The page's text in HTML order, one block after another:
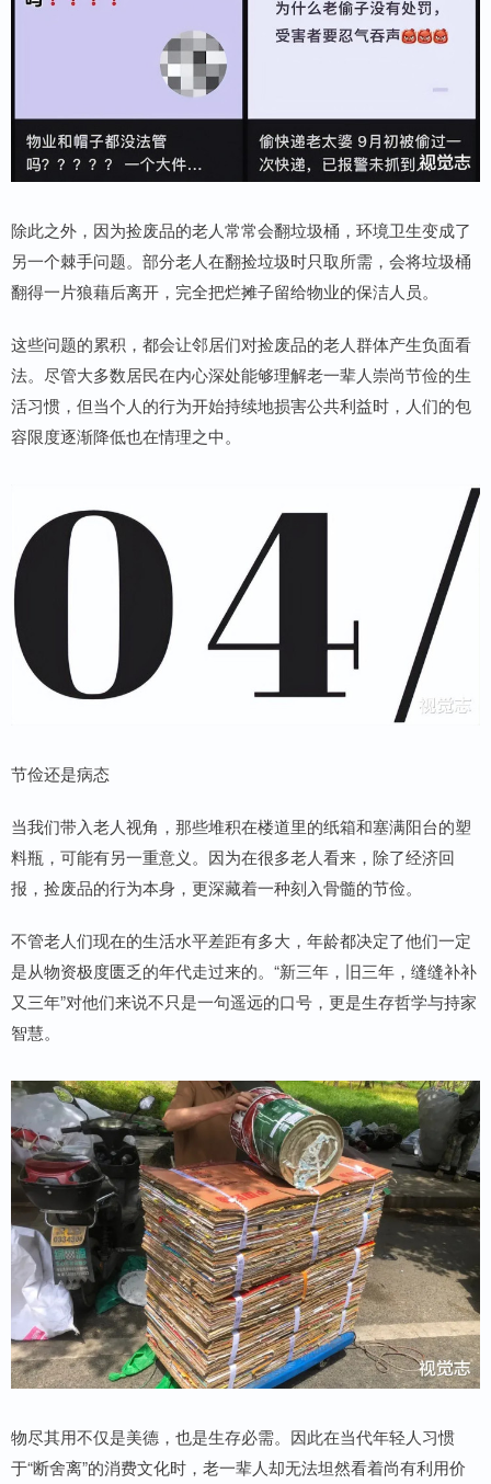
除此之外，因为捡废品的老人常常会翻垃圾桶，环境卫生变成了
另一个棘手问题。部分老人在翻捡垃圾时只取所需，会将垃圾桶
翻得一片狼藉后离开，完全把烂摊子留给物业的保洁人员。
这些问题的累积，都会让邻居们对捡废品的老人群体产生负面看
法。尽管大多数居民在内心深处能够理解老一辈人崇尚节俭的生
活习惯，但当个人的行为开始持续地损害公共利益时，人们的包
容限度逐渐降低也在情理之中。
节俭还是病态
当我们带入老人视角，那些堆积在楼道里的纸箱和塞满阳台的塑
料瓶，可能有另一重意义。因为在很多老人看来，除了经济回
报，捡废品的行为本身，更深藏着一种刻入骨髓的节俭。
不管老人们现在的生活水平差距有多大，年龄都决定了他们一定
是从物资极度匮乏的年代走过来的。“新三年，旧三年，缝缝补补
又三年”对他们来说不只是一句遥远的口号，更是生存哲学与持家
智慧。
物尽其用不仅是美德，也是生存必需。因此在当代年轻人习惯
于“断舍离”的消费文化时，老一辈人却无法坦然看着尚有利用价